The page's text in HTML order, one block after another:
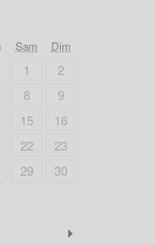
Sam Dim
1
2
8
9
15
16
22
23
29
30